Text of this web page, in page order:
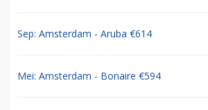
Sep: Amsterdam - Aruba €614
Mei: Amsterdam - Bonaire €594